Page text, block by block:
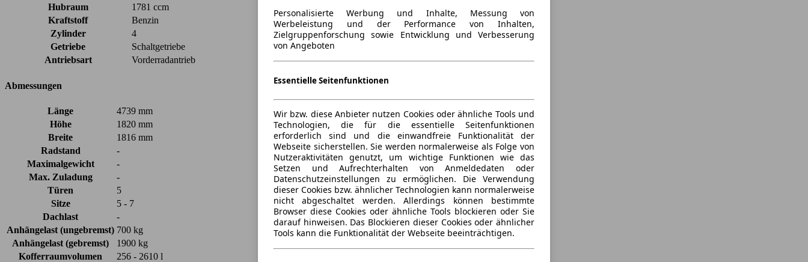
Hubraum
1781 ccm
Kraftstoff
Benzin
Zylinder
4
Getriebe
Schaltgetriebe
Antriebsart
Vorderradantrieb
Abmessungen
Länge
4739 mm
Höhe
1820 mm
Breite
1816 mm
Radstand
-
Maximalgewicht
-
Max. Zuladung
-
Türen
5
Sitze
5 - 7
Dachlast
-
Anhängelast (ungebremst) 700 kg
Anhängelast (gebremst)
1900 kg
Kofferraumvolumen
256 - 2610 l
Personalisierte Werbung und Inhalte, Messung von
Werbeleistung und der Performance von Inhalten,
Zielgruppenforschung sowie Entwicklung und Verbesserung
von Angeboten
Essentielle Seitenfunktionen
Wir bzw. diese Anbieter nutzen Cookies oder ähnliche Tools und
Technologien, die für die essentielle Seitenfunktionen
erforderlich sind und die einwandfreie Funktionalität der
Webseite sicherstellen. Sie werden normalerweise als Folge von
Nutzeraktivitäten genutzt, um wichtige Funktionen wie das
Setzen und Aufrechterhalten von Anmeldedaten oder
Datenschutzeinstellungen zu ermöglichen. Die Verwendung
dieser Cookies bzw. ähnlicher Technologien kann normalerweise
nicht abgeschaltet werden. Allerdings können bestimmte
Browser diese Cookies oder ähnliche Tools blockieren oder Sie
darauf hinweisen. Das Blockieren dieser Cookies oder ähnlicher
Tools kann die Funktionalität der Webseite beeinträchtigen.